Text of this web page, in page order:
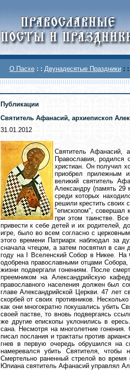
О Пасхе : : Двунадесятые Праздники : :
Публикации
Святитель Афанасий, архиепископ
31.01.2012
Святитель Афанасий,
Православия, родился
христиан. Он получил
приобрел прилежным
великий святитель
Александру (память 29
среди которых
решили крестить своих
"епископом", совершал
при этом таинстве.
привести к себе детей и их родителей,
игре, было во всем согласно с
этого времени Патриарх наблюдал за
сначала чтецом, а затем посвятил в
году на I Вселенский Собор в Никее.
одобрена православными отцами
жизни подвергали гонениям. После
преемником на Александрийскую
православного населения должен был
главе Александрийской Церкви. 47 лет
скорбей от своих противников.
как они многократно покушались убить
своей пастве, то вновь подвергаясь
же другие епископы уклонились в
сана. Несмотря на многолетние гонения.
писал послания и трактаты против
гнев в первую очередь обрушился на
намеревался убить Святителя, чтобы
Смертельно раненный стрелой во
Юлиана святитель Афанасий управлял